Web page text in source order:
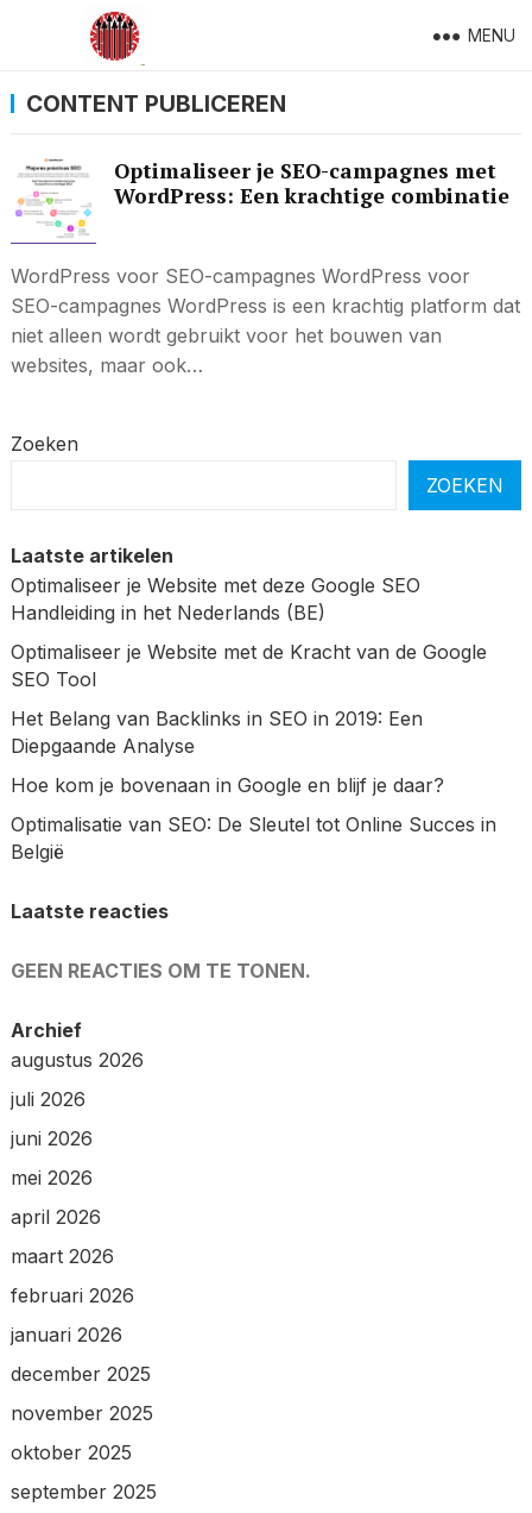
MENU
CONTENT PUBLICEREN
Optimaliseer je SEO-campagnes met
WordPress: Een krachtige combinatie
WordPress voor SEO-campagnes WordPress voor
SEO-campagnes WordPress is een krachtig platform dat
niet alleen wordt gebruikt voor het bouwen van
websites, maar ook…
Zoeken
ZOEKEN
Laatste artikelen
Optimaliseer je Website met deze Google SEO
Handleiding in het Nederlands (BE)
Optimaliseer je Website met de Kracht van de Google
SEO Tool
Het Belang van Backlinks in SEO in 2019: Een
Diepgaande Analyse
Hoe kom je bovenaan in Google en blijf je daar?
Optimalisatie van SEO: De Sleutel tot Online Succes in
België
Laatste reacties
GEEN REACTIES OM TE TONEN.
Archief
augustus 2026
juli 2026
juni 2026
mei 2026
april 2026
maart 2026
februari 2026
januari 2026
december 2025
november 2025
oktober 2025
september 2025